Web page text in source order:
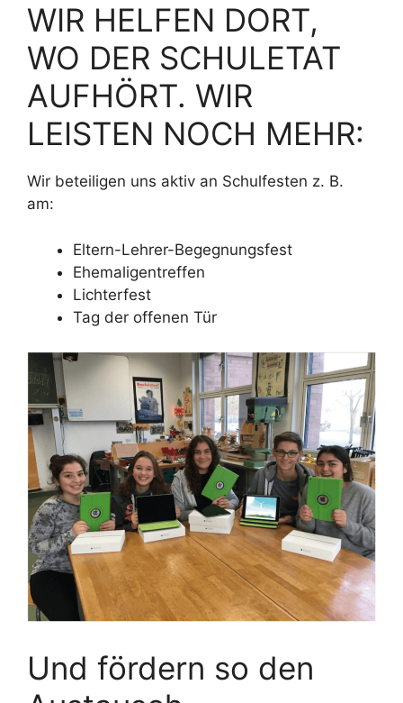
WIR HELFEN DORT,
WO DER SCHULETAT
AUFHÖRT. WIR
LEISTEN NOCH MEHR:
Wir beteiligen uns aktiv an Schulfesten z. B.
am:
Eltern-Lehrer-Begegnungsfest
Ehemaligentreffen
Lichterfest
Tag der offenen Tür
Und fördern so den